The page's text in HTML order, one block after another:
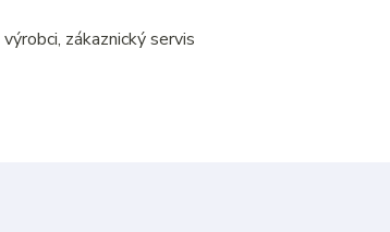
zákaznický servis